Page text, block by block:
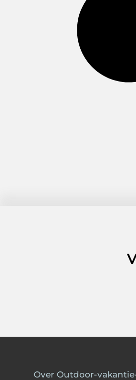
Over Outdoor-